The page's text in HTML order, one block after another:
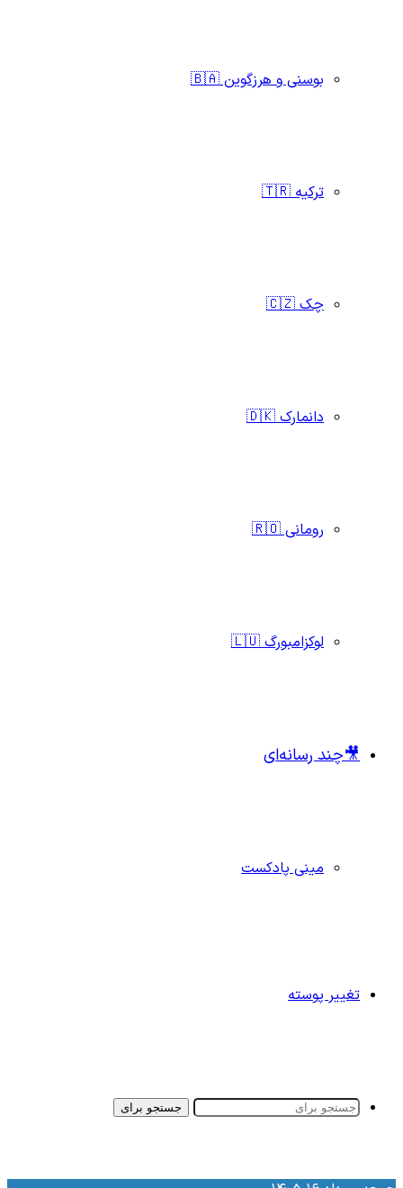
بوسنی و هرزگوین 🇧🇦
ترکیه 🇹🇷
چک 🇨🇿
دانمارک 🇩🇰
رومانی 🇷🇴
لوکزامبورگ 🇱🇺
🎥چند رسانه‌ای
مینی پادکست
تغییر پوسته
جستجو برای